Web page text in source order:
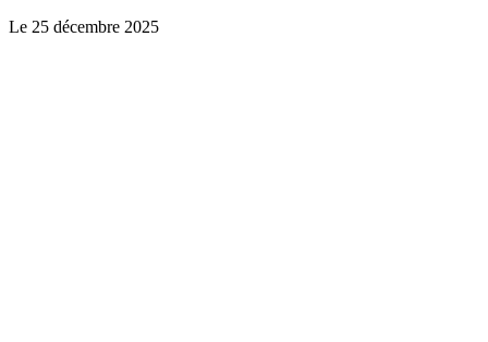
Le 25 décembre 2025